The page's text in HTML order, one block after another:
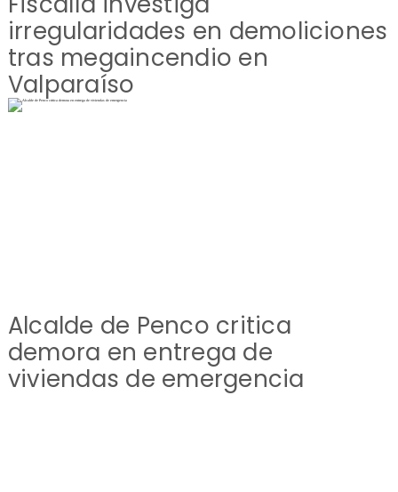
irregularidades en demoliciones
tras megaincendio en
Valparaíso
Alcalde de Penco critica
demora en entrega de
viviendas de emergencia